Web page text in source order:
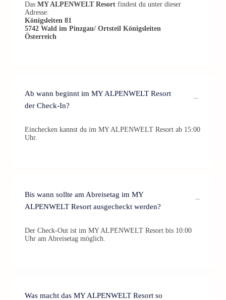
Das MY ALPENWELT Resort findest du unter dieser
Adresse:
Königsleiten 81
5742 Wald im Pinzgau/ Ortsteil Königsleiten
Österreich
Ab wann beginnt im MY ALPENWELT Resort
der Check-In?
Einchecken kannst du im MY ALPENWELT Resort ab 15:00
Uhr.
Bis wann sollte am Abreisetag im MY
ALPENWELT Resort ausgecheckt werden?
Der Check-Out ist im MY ALPENWELT Resort bis 10:00
Uhr am Abreisetag möglich.
Was macht das MY ALPENWELT Resort so